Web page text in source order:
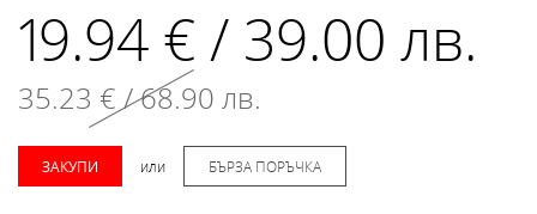
19.94 € / 39.00 лв.
35.23 € / 68.90 лв.
ЗАКУПИ или БЪРЗА ПОРЪЧКА